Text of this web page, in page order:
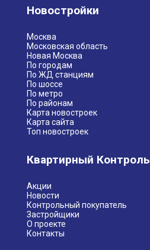
Новостройки
Москва
Московская область
Новая Москва
По городам
По ЖД станциям
По шоссе
По метро
По районам
Карта новостроек
Карта сайта
Топ новостроек
Квартирный Контроль
Акции
Новости
Контрольный покупатель
Застройщики
О проекте
Контакты